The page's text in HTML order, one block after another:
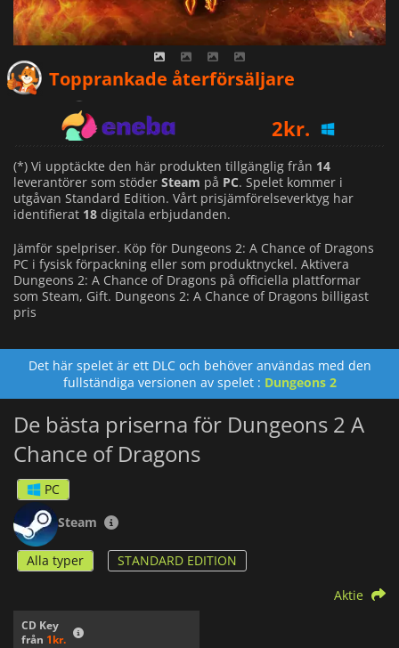
Topprankade återförsäljare
1kr.
2kr.
1kr.
(*) Vi upptäckte den här produkten tillgänglig från 14
leverantörer som stöder Steam på PC. Spelet kommer i
utgåvan Standard Edition. Vårt prisjämförelseverktyg har
identifierat 18 digitala erbjudanden.
Jämför spelpriser. Köp för Dungeons 2: A Chance of Dragons
PC i fysisk förpackning eller som produktnyckel. Aktivera
Dungeons 2: A Chance of Dragons på officiella plattformar
som Steam, Gift. Dungeons 2: A Chance of Dragons billigast
pris
Det här spelet är ett DLC och behöver användas med den
fullständiga versionen av spelet : Dungeons 2
De bästa priserna för Dungeons 2 A
Chance of Dragons
PC
Steam
Alla typer STANDARD EDITION
CD Key
från 1kr.
Aktie